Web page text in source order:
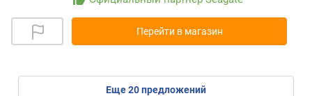
Перейти в магазин
eще20предложений